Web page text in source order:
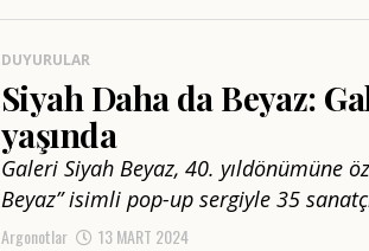
DUYURULAR
Siyah Daha da Beyaz:
yaşında
Galeri Siyah Beyaz, 40. yıldönümüne
Beyaz” isimli pop-up sergiyle 35
Argonotlar 13 MART 2024